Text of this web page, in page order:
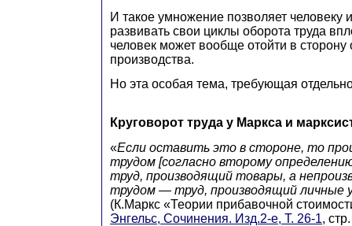
И такое умножение позволяет человеку
развивать свои циклы оборота труда
человек может вообще отойти в сторону
производства.
Но эта особая тема, требующая
Круговорот труда у Маркса и
«Если оставить это в стороне, то
трудом [согласно второму
труд, производящий товары, а
трудом — труд, производящий личные
(К.Маркс «Теории прибавочной
Энгельс, Сочинения. Изд.2-е, Т. 26-1,